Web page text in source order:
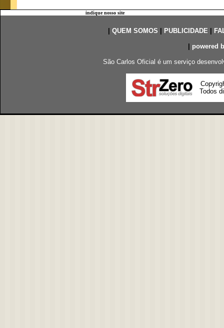
indique nosso site
QUEM SOMOS PUBLICIDADE|
powered
São Carlos Oficial é um serviço
Todos